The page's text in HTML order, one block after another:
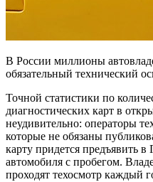
В России миллионы
обязательный технический
Точной статистики по
диагностических карт в
неудивительно: операторы
которые не обязаны
карту придется предъявить
автомобиля с пробегом.
проходят техосмотр каждый